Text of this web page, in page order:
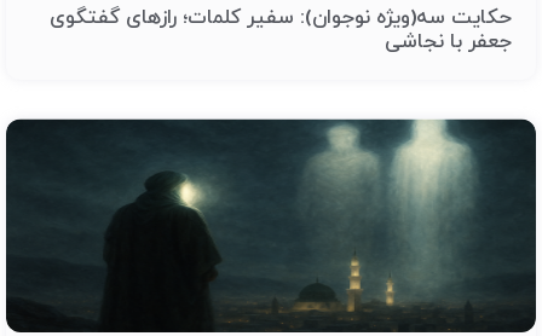
حکایت سه(ویژه نوجوان): سفیر کلمات؛ رازهای گفتگوی
جعفر با نجاشی